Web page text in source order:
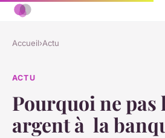
Accueil›Actu
ACTU
Pourquoi ne pas
argent à la